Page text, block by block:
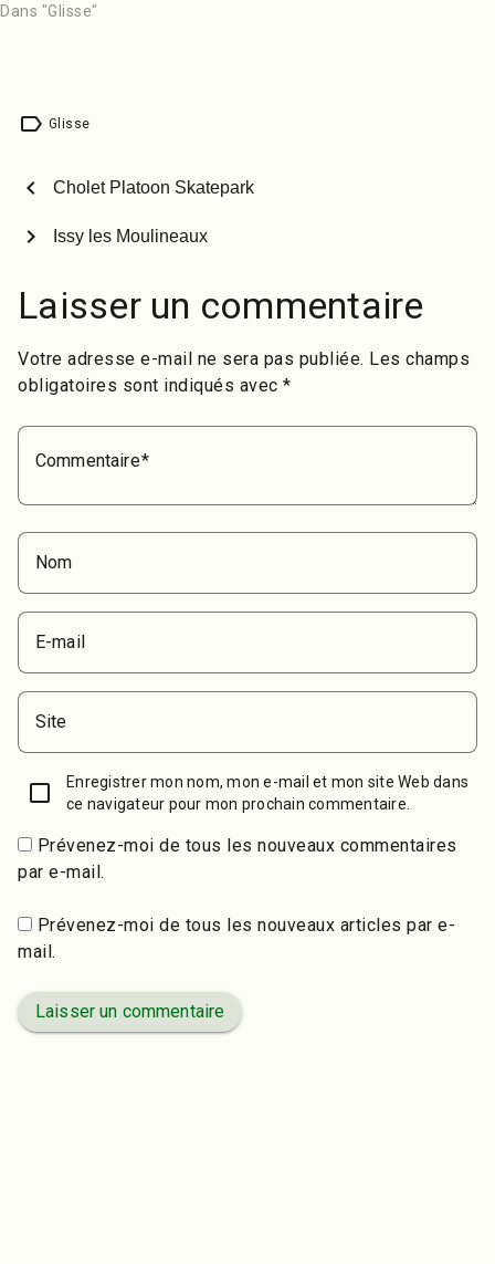
cheminement street qui
des rails, des…
Dans "Glisse"
label Glisse
chevron_left Cholet Platoon Skatepark
Issy les Moulineaux
chevron_right
Laisser un commentaire
Votre adresse e-mail ne sera pas publiée. Les champs
obligatoires sont indiqués avec *
Commentaire
Nom
E-mail
Site
Enregistrer mon nom, mon e-mail et mon site Web dans
ce navigateur pour mon prochain commentaire.
Prévenez-moi de tous les nouveaux commentaires
par e-mail.
Prévenez-moi de tous les nouveaux articles par e-
mail.
Laisser un commentaire